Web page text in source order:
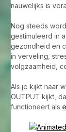
nauwelijks is
Nog steeds
gestimuleerd in
gezondheid en
in verveling,
volgzaamheid,
Als je kijkt naar
OUTPUT kijkt,
functioneert als